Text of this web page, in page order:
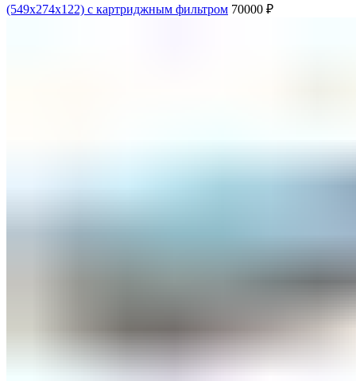
(549x274x122) с картриджным фильтром 70000 ₽